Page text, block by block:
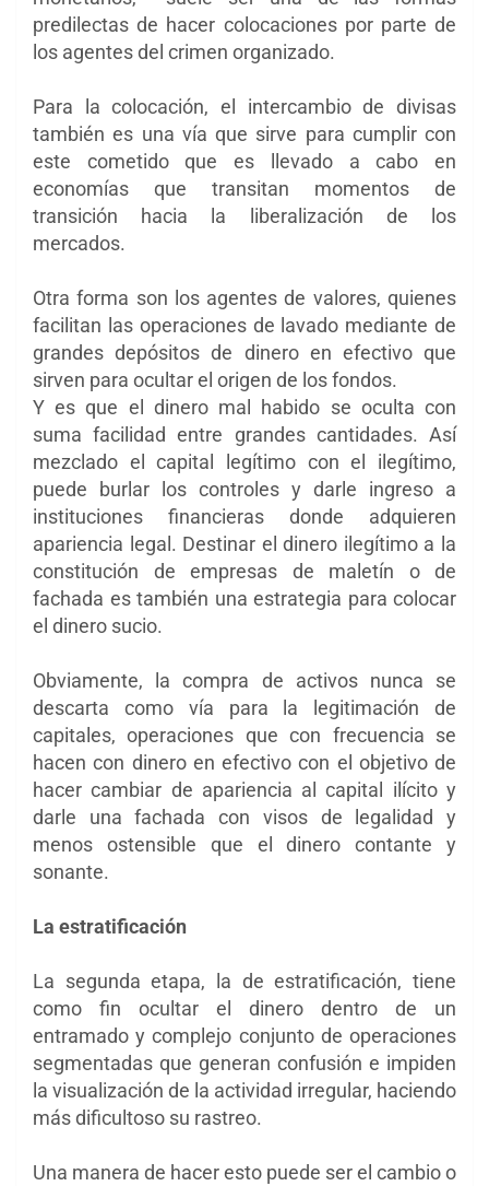
predilectas de hacer colocaciones por parte de
los agentes del crimen organizado.
Para la colocación, el intercambio de divisas
también es una vía que sirve para cumplir con
este cometido que es llevado a cabo en
economías que transitan momentos de
transición hacia la liberalización de los
mercados.
Otra forma son los agentes de valores, quienes
facilitan las operaciones de lavado mediante de
grandes depósitos de dinero en efectivo que
sirven para ocultar el origen de los fondos.
Y es que el dinero mal habido se oculta con
suma facilidad entre grandes cantidades. Así
mezclado el capital legítimo con el ilegítimo,
puede burlar los controles y darle ingreso a
instituciones financieras donde adquieren
apariencia legal. Destinar el dinero ilegítimo a la
constitución de empresas de maletín o de
fachada es también una estrategia para colocar
el dinero sucio.
Obviamente, la compra de activos nunca se
descarta como vía para la legitimación de
capitales, operaciones que con frecuencia se
hacen con dinero en efectivo con el objetivo de
hacer cambiar de apariencia al capital ilícito y
darle una fachada con visos de legalidad y
menos ostensible que el dinero contante y
sonante.
La estratificación
La segunda etapa, la de estratificación, tiene
como fin ocultar el dinero dentro de un
entramado y complejo conjunto de operaciones
segmentadas que generan confusión e impiden
la visualización de la actividad irregular, haciendo
más dificultoso su rastreo.
Una manera de hacer esto puede ser el cambio o